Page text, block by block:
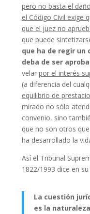
pero no basta el
el Código Civil exige
que el juez no
que puede
que ha de regir un
deba de ser
velar por el interés
(a diferencia del
equilibrio de
mirado no sólo
convenio, sino
que no son otros
ha desarrollado la
Así el Tribunal
1822/1993 dice en
La cuestión
es la